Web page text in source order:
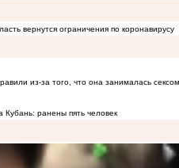
вернутся ограничения по коронавирусу
из-за того, что она занималась
ранены пять человек